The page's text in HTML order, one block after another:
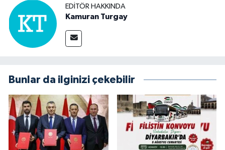
EDITÖR HAKKINDA
Kamuran Turgay
Bunlar da ilginizi çekebilir